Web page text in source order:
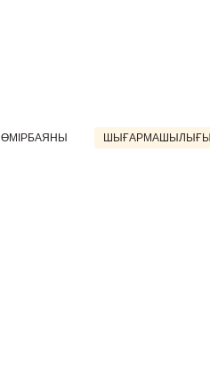
ӨМІРБАЯНЫ ШЫҒАРМАШЫЛЫҒЫ